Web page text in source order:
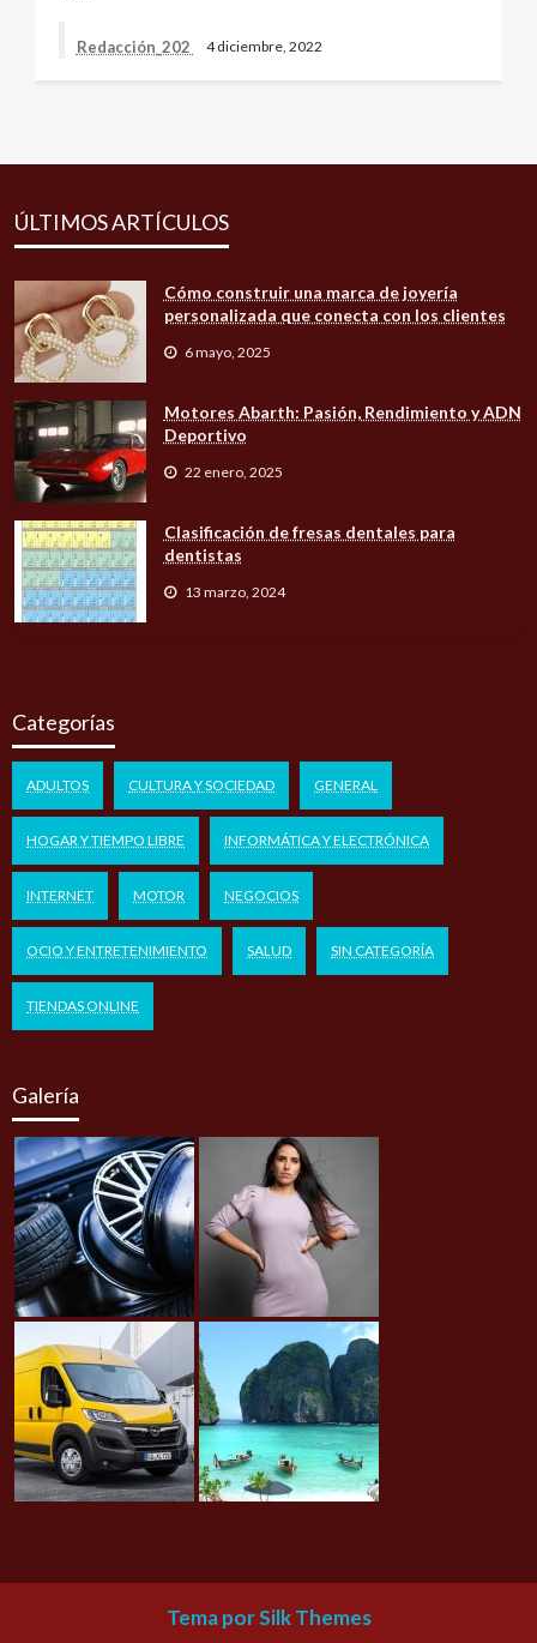
Redacción_202 4 diciembre, 2022
ÚLTIMOS ARTÍCULOS
Cómo construir una marca de joyería
personalizada que conecta con los clientes
6 mayo, 2025
Motores Abarth: Pasión, Rendimiento y ADN
Deportivo
22 enero, 2025
Clasificación de fresas dentales para
dentistas
13 marzo, 2024
Categorías
ADULTOS CULTURA Y SOCIEDAD GENERAL
HOGAR Y TIEMPO LIBRE INFORMÁTICA Y ELECTRÓNICA
INTERNET MOTOR NEGOCIOS
OCIO Y ENTRETENIMIENTO SALUD SIN CATEGORÍA
TIENDAS ONLINE
Galería
Tema por Silk Themes